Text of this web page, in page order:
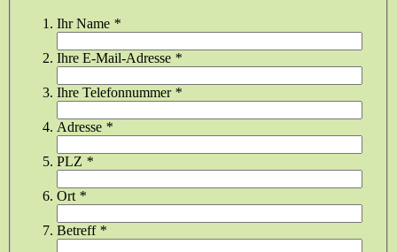
Ihr Name *
Ihre E-Mail-Adresse *
Ihre Telefonnummer *
Adresse *
PLZ *
Ort *
Betreff *